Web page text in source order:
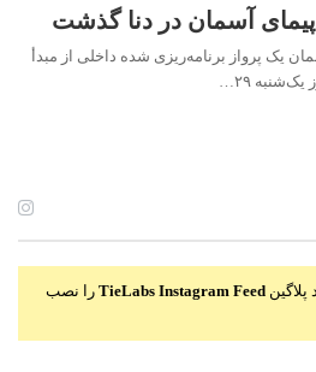
آسمان در دنا گذشت
هواپیمایی آسمان یک پرواز برنامه‌ریزی شده داخلی از مبدأ
۲۹…
پلاگین TieLabs Instagram Feed را نصب